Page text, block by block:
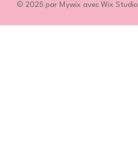
© 2025 par Mywix avec Wix Studio